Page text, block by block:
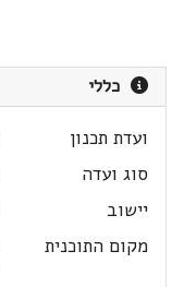
כללי
ועדת תכנון
סוג ועדה
יישוב
מקום התוכנית